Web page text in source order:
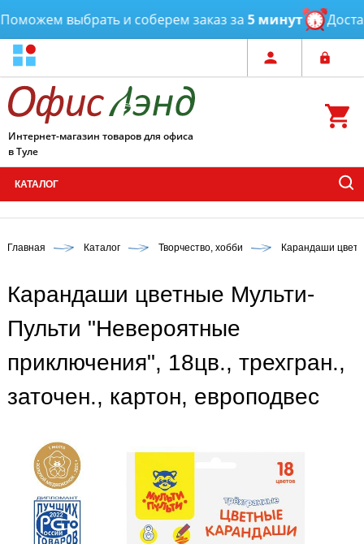
выбрать и соберем заказ за5 минут
Интернет-магазин товаров для офиса
в Туле
КАТАЛОГ
Главная Каталог Творчество, хобби Карандаши
Карандаши цветные Мульти-
Пульти "Невероятные
приключения", 18цв., трехгран.,
заточен., картон, европодвес